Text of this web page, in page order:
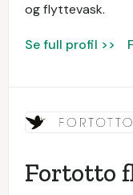
og flyttevask.
Se full profil >>
Fortotto